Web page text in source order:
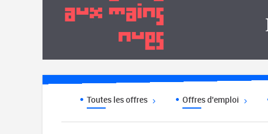
Toutes les offres Offres d'emploi